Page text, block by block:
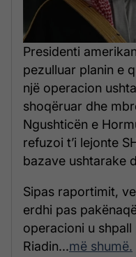
Presidenti
pezulluar planin e
një operacion
shoqëruar dhe
Ngushticën e
refuzoi t’i lejonte
bazave ushtarake
Sipas raportimit,
erdhi pas
operacioni u
Riadin...më shumë.